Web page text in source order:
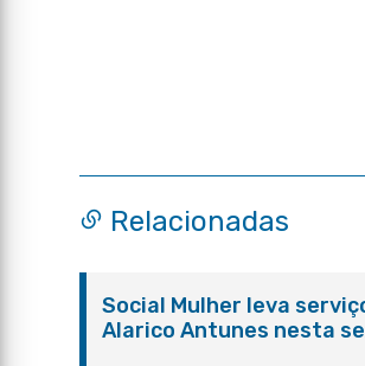
Relacionadas
Social Mulher leva
Alarico Antunes nesta